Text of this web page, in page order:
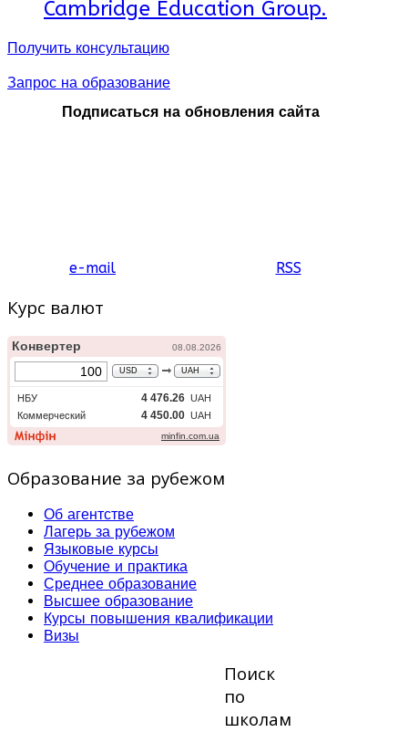
Cambridge Education Group.
Получить консультацию
Запрос на образование
Подписаться на обновления сайта
e-mail RSS
Курс валют
Образование за рубежом
Об агентстве
Лагерь за рубежом
Языковые курсы
Обучение и практика
Среднее образование
Высшее образование
Курсы повышения квалификации
Визы
Поиск
по
школам